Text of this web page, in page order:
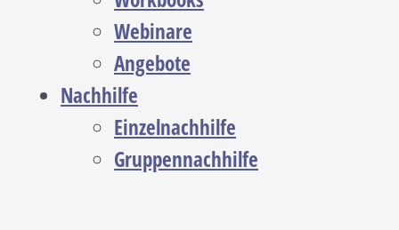
Webinare
Angebote
Nachhilfe
Einzelnachhilfe
Gruppennachhilfe